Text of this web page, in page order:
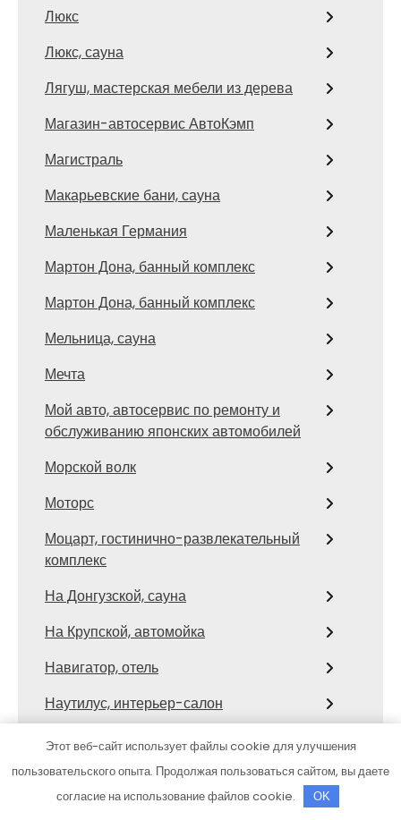
Люкс
Люкс, сауна
Лягуш, мастерская мебели из дерева
Магазин-автосервис АвтоКэмп
Магистраль
Макарьевские бани, сауна
Маленькая Германия
Мартон Дона, банный комплекс
Мартон Дона, банный комплекс
Мельница, сауна
Мечта
Мой авто, автосервис по ремонту и
обслуживанию японских автомобилей
Морской волк
Моторс
Моцарт, гостинично-развлекательный
комплекс
На Донгузской, сауна
На Крупской, автомойка
Навигатор, отель
Наутилус, интерьер-салон
Нева, сауна
Нептун, оздоровительный комплекс
Этот веб-сайт использует файлы cookie для улучшения
пользовательского опыта. Продолжая пользоваться сайтом, вы даете
согласие на использование файлов cookie.
OK